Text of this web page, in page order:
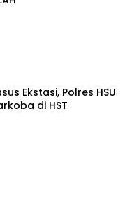
Ekstasi, Polres HSU
di HST